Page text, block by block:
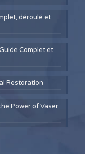
déroulé et
Complet et
Restoration
Power of Vaser